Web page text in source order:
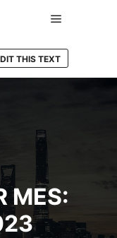
THIS TEXT
MES: